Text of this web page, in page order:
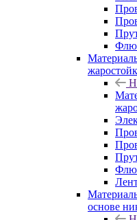
основе